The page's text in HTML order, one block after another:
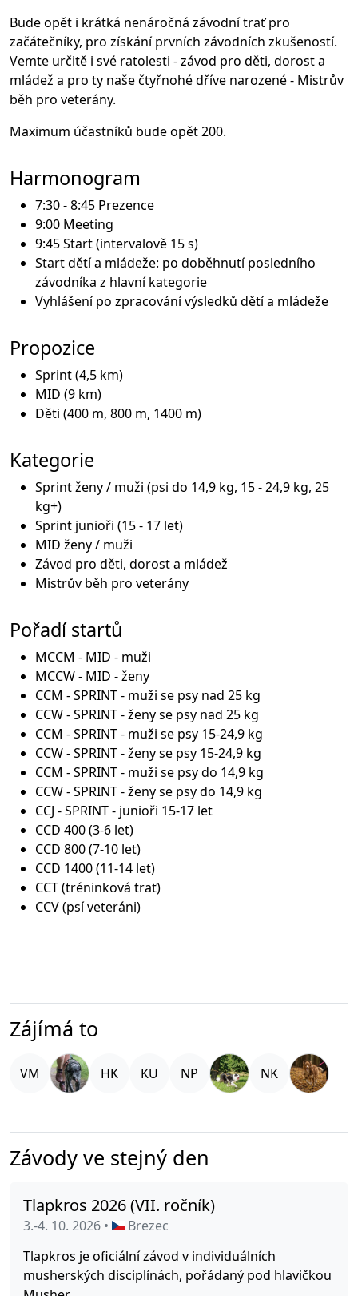
Bude opět i krátká nenáročná závodní trať pro
začátečníky, pro získání prvních závodních zkušeností.
Vemte určitě i své ratolesti - závod pro děti, dorost a
mládež a pro ty naše čtyřnohé dříve narozené - Mistrův
běh pro veterány.
Maximum účastníků bude opět 200.
Harmonogram
7:30 - 8:45 Prezence
9:00 Meeting
9:45 Start (intervalově 15 s)
Start dětí a mládeže: po doběhnutí posledního
závodníka z hlavní kategorie
Vyhlášení po zpracování výsledků dětí a mládeže
Propozice
Sprint (4,5 km)
MID (9 km)
Děti (400 m, 800 m, 1400 m)
Kategorie
Sprint ženy / muži (psi do 14,9 kg, 15 - 24,9 kg, 25
kg+)
Sprint junioři (15 - 17 let)
MID ženy / muži
Závod pro děti, dorost a mládež
Mistrův běh pro veterány
Pořadí startů
MCCM - MID - muži
MCCW - MID - ženy
CCM - SPRINT - muži se psy nad 25 kg
CCW - SPRINT - ženy se psy nad 25 kg
CCM - SPRINT - muži se psy 15-24,9 kg
CCW - SPRINT - ženy se psy 15-24,9 kg
CCM - SPRINT - muži se psy do 14,9 kg
CCW - SPRINT - ženy se psy do 14,9 kg
CCJ - SPRINT - junioři 15-17 let
CCD 400 (3-6 let)
CCD 800 (7-10 let)
CCD 1400 (11-14 let)
CCT (tréninková trať)
CCV (psí veteráni)
Zájímá to
Závody ve stejný den
Tlapkros 2026 (VII. ročník)
3.-4. 10. 2026 •
Brezec
Tlapkros je oficiální závod v individuálních
musherských disciplínách, pořádaný pod hlavičkou